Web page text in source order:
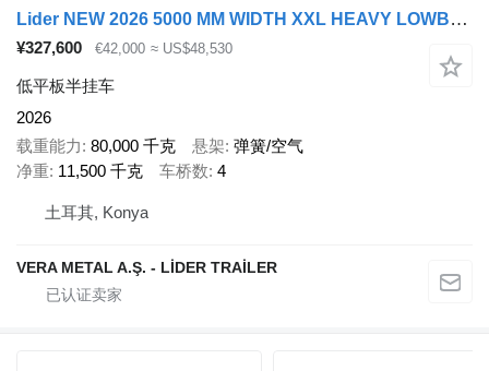
Lider NEW 2026 5000 MM WIDTH XXL HEAVY LOWBED
¥327,600 €42,000 ≈ US$48,530
低平板半挂车
2026
载重能力 80,000 千克 悬架 弹簧/空气
净重 11,500 千克 车桥数 4
土耳其, Konya
VERA METAL A.Ş. - LİDER TRAİLER